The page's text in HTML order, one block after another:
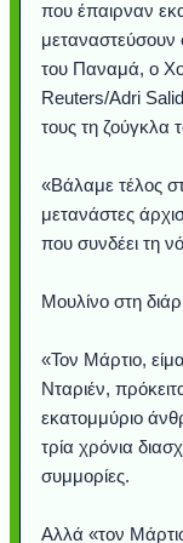
που έπαιρναν
του Παναμά, ο
Reuters/Adri
τους τη ζούγκλα
«Βάλαμε τέλος
μετανάστες
που συνδέει τη
Μουλίνο στη
«Τον Μάρτιο,
Νταριέν,
εκατομμύριο
τρία χρόνια
συμμορίες.
Αλλά «τον